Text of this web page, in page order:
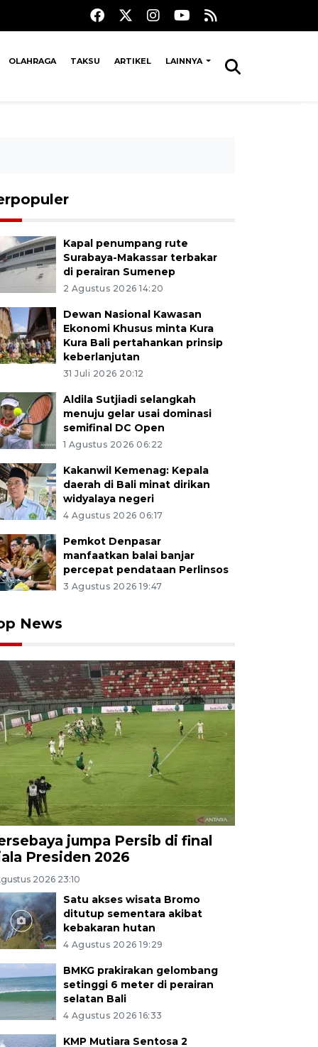
OLAHRAGA TAKSU ARTIKEL LAINNYA
Kapal penumpang rute
Surabaya-Makassar terbakar
di perairan Sumenep
2 Agustus 2026 14:20
Dewan Nasional Kawasan
Ekonomi Khusus minta Kura
Kura Bali pertahankan prinsip
keberlanjutan
31 Juli 2026 20:12
Aldila Sutjiadi selangkah
menuju gelar usai dominasi
semifinal DC Open
1 Agustus 2026 06:22
Kakanwil Kemenag: Kepala
daerah di Bali minat dirikan
widyalaya negeri
4 Agustus 2026 06:17
Pemkot Denpasar
manfaatkan balai banjar
percepat pendataan Perlinsos
3 Agustus 2026 19:47
News
jumpa Persib di final
Presiden 2026
2026 23:10
Satu akses wisata Bromo
ditutup sementara akibat
kebakaran hutan
4 Agustus 2026 19:29
BMKG prakirakan gelombang
setinggi 6 meter di perairan
selatan Bali
4 Agustus 2026 16:33
KMP Mutiara Sentosa 2